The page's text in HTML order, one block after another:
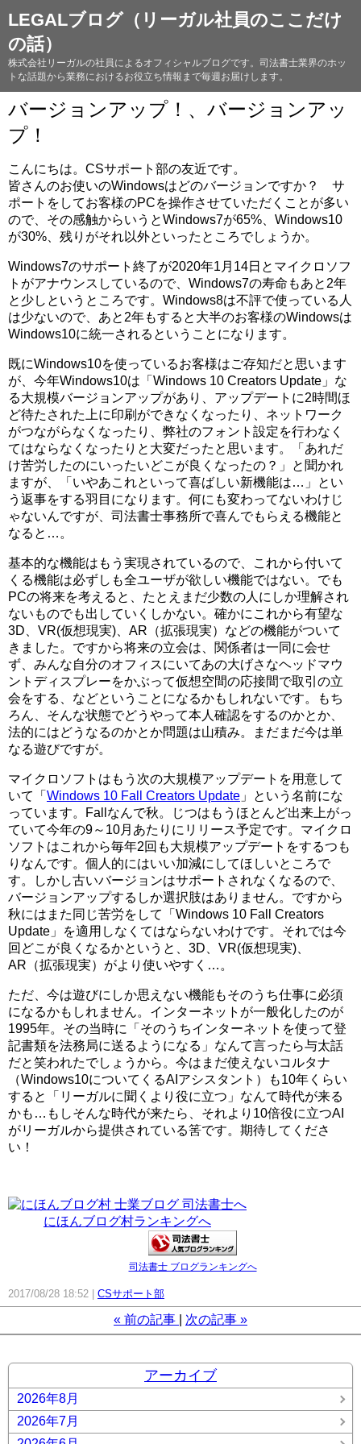
LEGALブログ（リーガル社員のここだけ
の話）
株式会社リーガルの社員によるオフィシャルブログです。司法書士業界のホッ
トな話題から業務におけるお役立ち情報まで毎週お届けします。
バージョンアップ！、バージョンアッ
プ！
こんにちは。CSサポート部の友近です。
皆さんのお使いのWindowsはどのバージョンですか？ サ
ポートをしてお客様のPCを操作させていただくことが多い
ので、その感触からいうとWindows7が65%、Windows10
が30%、残りがそれ以外といったところでしょうか。
Windows7のサポート終了が2020年1月14日とマイクロソフ
トがアナウンスしているので、Windows7の寿命もあと2年
と少しというところです。Windows8は不評で使っている人
は少ないので、あと2年もすると大半のお客様のWindowsは
Windows10に統一されるということになります。
既にWindows10を使っているお客様はご存知だと思います
が、今年Windows10は「Windows 10 Creators Update」な
る大規模バージョンアップがあり、アップデートに2時間ほ
ど待たされた上に印刷ができなくなったり、ネットワーク
がつながらなくなったり、弊社のフォント設定を行わなく
てはならなくなったりと大変だったと思います。「あれだ
け苦労したのにいったいどこが良くなったの？」と聞かれ
ますが、「いやあこれといって喜ばしい新機能は…」とい
う返事をする羽目になります。何にも変わってないわけじ
ゃないんですが、司法書士事務所で喜んでもらえる機能と
なると…。
基本的な機能はもう実現されているので、これから付いて
くる機能は必ずしも全ユーザが欲しい機能ではない。でも
PCの将来を考えると、たとえまだ少数の人にしか理解され
ないものでも出していくしかない。確かにこれから有望な
3D、VR(仮想現実)、AR（拡張現実）などの機能がついて
きました。ですから将来の立会は、関係者は一同に会せ
ず、みんな自分のオフィスにいてあの大げさなヘッドマウ
ントディスプレーをかぶって仮想空間の応接間で取引の立
会をする、などということになるかもしれないです。もち
ろん、そんな状態でどうやって本人確認をするのかとか、
法的にはどうなるのかとか問題は山積み。まだまだ今は単
なる遊びですが。
マイクロソフトはもう次の大規模アップデートを用意して
いて「 Windows 10 Fall Creators Update 」という名前にな
っています。Fallなんで秋。じつはもうほとんど出来上がっ
ていて今年の9～10月あたりにリリース予定です。マイクロ
ソフトはこれから毎年2回も大規模アップデートをするつも
りなんです。個人的にはいい加減にしてほしいところで
す。しかし古いバージョンはサポートされなくなるので、
バージョンアップするしか選択肢はありません。ですから
秋にはまた同じ苦労をして「Windows 10 Fall Creators
Update」を適用しなくてはならないわけです。それでは今
回どこが良くなるかというと、3D、VR(仮想現実)、
AR（拡張現実）がより使いやすく…。
ただ、今は遊びにしか思えない機能もそのうち仕事に必須
になるかもしれません。インターネットが一般化したのが
1995年。その当時に「そのうちインターネットを使って登
記書類を法務局に送るようになる」なんて言ったら与太話
だと笑われたでしょうから。今はまだ使えないコルタナ
（Windows10についてくるAIアシスタント）も10年くらい
すると「リーガルに聞くより役に立つ」なんて時代が来る
かも…もしそんな時代が来たら、それより10倍役に立つAI
がリーガルから提供されている筈です。期待してくださ
い！
にほんブログ村ランキングへ
司法書士 ブログランキングへ
2017/08/28 18:52 CSサポート部
« 前の記事 次の記事 »
アーカイブ
2026年8月
2026年7月